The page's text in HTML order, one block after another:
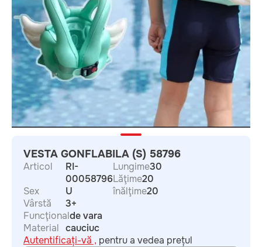
VESTA GONFLABILA (S) 58796
Articol
RI-
00058796
Sex
U
Vârstă
3+
Funcţionalde vara
Material cauciuc
Lungime30
Lăţime20
înălţime20
Autentificați-vă , pentru a vedea prețul